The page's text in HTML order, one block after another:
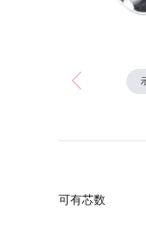
可有芯数